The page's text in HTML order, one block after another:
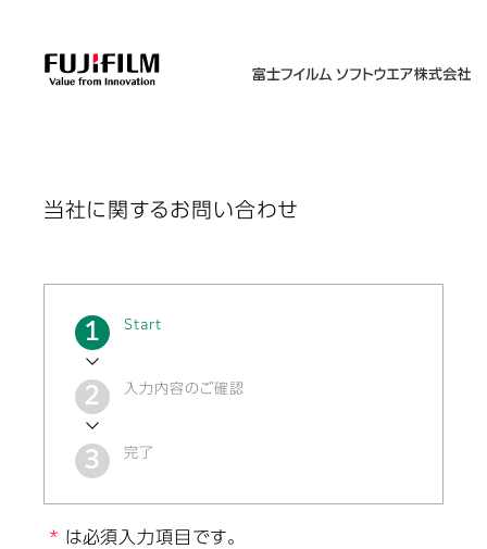
当社に関するお問い合わせ
現
Start
入力内容のご確認
完了
は必須入力項目です。